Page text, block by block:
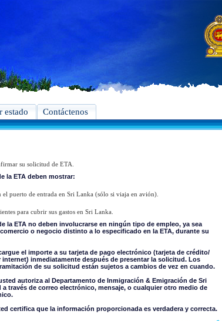
estado Contáctenos
su solicitud de ETA.
la ETA deben mostrar:
el puerto de entrada en Sri Lanka (sólo si viaja en avión).
para cubrir sus gastos en Sri Lanka.
la ETA no deben involucrarse en ningún tipo de empleo, ya sea
o negocio distinto a lo especificado en la ETA, durante su
el importe a su tarjeta de pago electrónico (tarjeta de crédito/
inmediatamente después de presentar la solicitud. Los
de su solicitud están sujetos a cambios de vez en cuando.
autoriza al Departamento de Inmigración & Emigración de Sri
través de correo electrónico, mensaje, o cualquier otro medio de
certifica que la información proporcionada es verdadera y correcta.